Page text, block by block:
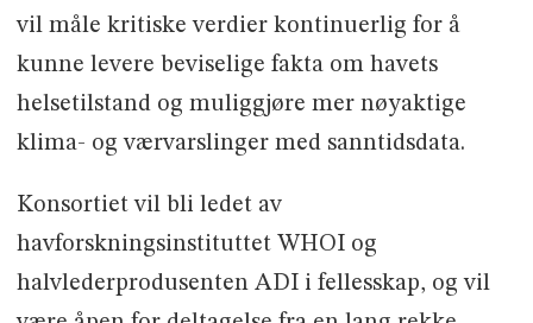
vil måle kritiske verdier kontinuerlig for å
kunne levere beviselige fakta om havets
helsetilstand og muliggjøre mer nøyaktige
klima- og værvarslinger med sanntidsdata.
Konsortiet vil bli ledet av
havforskningsinstituttet WHOI og
halvlederprodusenten ADI i fellesskap, og vil